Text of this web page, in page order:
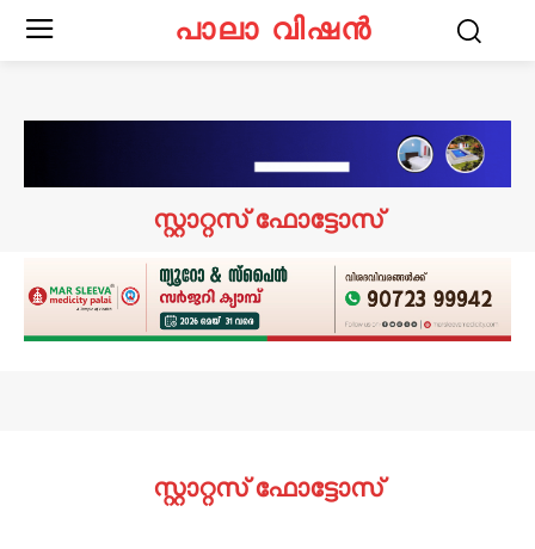
പാലാ വിഷൻ
സ്റ്റാറ്റസ് ഫോട്ടോസ്
സ്റ്റാറ്റസ് ഫോട്ടോസ്